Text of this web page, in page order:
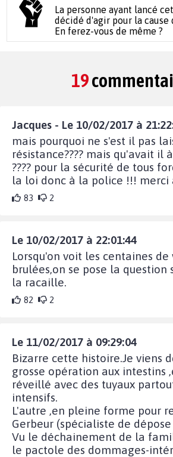
La personne ayant lancé
décidé d'agir pour la cause
En ferez-vous de même ?
19
Jacques - Le 10/02/2017 à
mais pourquoi ne s'est il pas
résistance???? mais qu'avait il
???? pour la sécurité de tous
la loi donc à la police !!! merci
83 2
Le 10/02/2017 à 22:01:44
Lorsqu'on voit les centaines de
brulées,on se pose la question
la racaille.
82 2
Le 11/02/2017 à 09:29:04
Bizarre cette histoire.Je viens
grosse opération aux intestins
réveillé avec des tuyaux
intensifs.
L'autre ,en pleine forme pour
Gerbeur (spécialiste de
Vu le déchainement de la
le pactole des dommages-